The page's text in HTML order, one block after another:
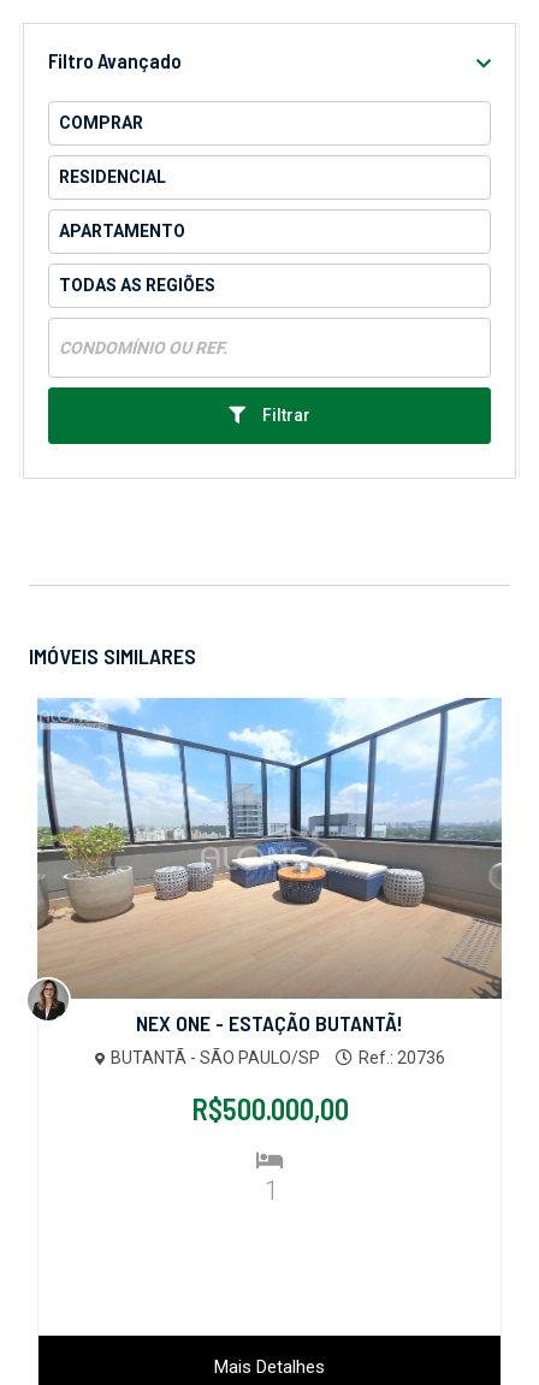
Filtro Avançado
Filtrar
IMÓVEIS SIMILARES
NEX ONE - ESTAÇÃO BUTANTÃ!
BUTANTÃ - SÃO PAULO/SP Ref.: 20736
R$500.000,00
1
Mais Detalhes